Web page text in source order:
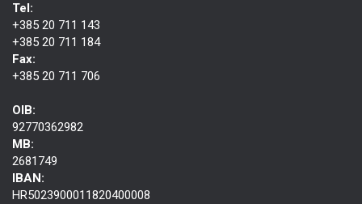
Tel:
+385 20 711 143
+385 20 711 184
Fax:
+385 20 711 706
OIB:
92770362982
MB:
2681749
IBAN:
HR5023900011820400008